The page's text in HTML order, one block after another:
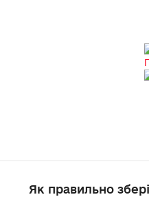
Як правильно